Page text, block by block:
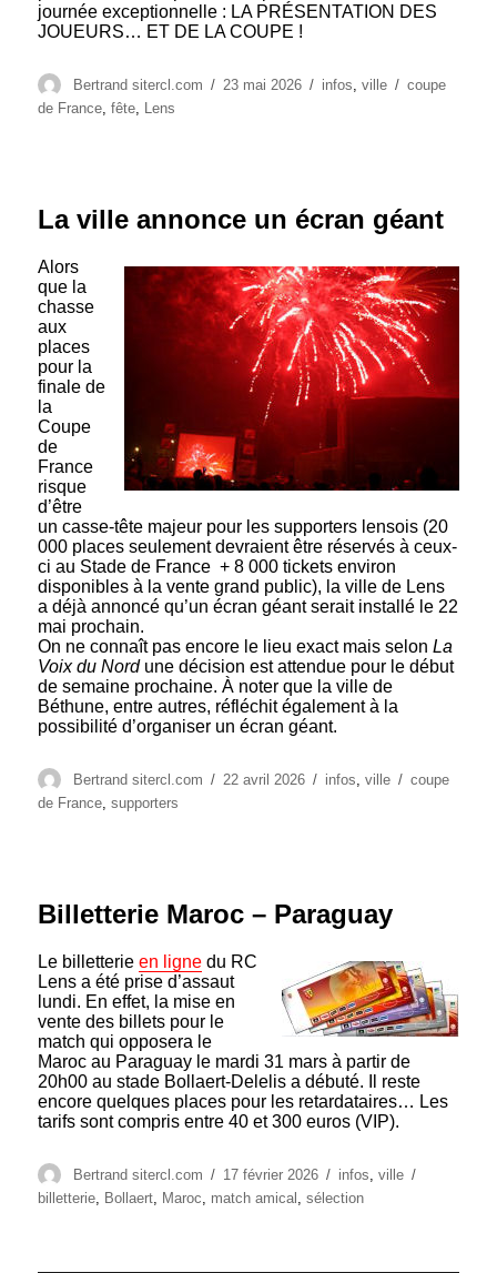
journée exceptionnelle : LA PRÉSENTATION DES
JOUEURS… ET DE LA COUPE !
Auteur
Bertrand sitercl.com
Publié
23 mai 2026 Catégories
infos,ville Étiquettes
coupe
de France,fête, Lens
La ville annonce un écran géant
Alors
que la
chasse
aux
places
pour la
finale de
la
Coupe
de
France
risque
d’être
un casse-tête majeur pour les supporters lensois (20
000 places seulement devraient être réservés à ceux-
ci au Stade de France + 8 000 tickets environ
disponibles à la vente grand public), la ville de Lens
a déjà annoncé qu’un écran géant serait installé le 22
mai prochain.
On ne connaît pas encore le lieu exact mais selonLa
Voix du Nordune décision est attendue pour le début
de semaine prochaine. À noter que la ville de
Béthune, entre autres, réfléchit également à la
possibilité d’organiser un écran géant.
Auteur
Bertrand sitercl.com
Publié
22 avril 2026 Catégories
infos ,ville Étiquettes
coupe
de France,supporters
Billetterie Maroc – Paraguay
Le billetterieen ligne du RC
Lens a été prise d’assaut
lundi. En effet, la mise en
vente des billets pour le
match qui opposera le
Maroc au Paraguay le mardi 31 mars à partir de
20h00 au stade Bollaert-Delelis a débuté. Il reste
encore quelques places pour les retardataires… Les
tarifs sont compris entre 40 et 300 euros (VIP).
Auteur
Bertrand sitercl.com
Publié
le
17 février 2026 Catégories
infos ,ville
billetterie
Bollaert Maroc match amical ,sélection